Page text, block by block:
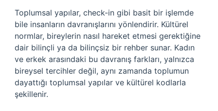
Toplumsal yapılar, check-in gibi basit bir işlemde
bile insanların davranışlarını yönlendirir. Kültürel
normlar, bireylerin nasıl hareket etmesi gerektiğine
dair bilinçli ya da bilinçsiz bir rehber sunar. Kadın
ve erkek arasındaki bu davranış farkları, yalnızca
bireysel tercihler değil, aynı zamanda toplumun
dayattığı toplumsal yapılar ve kültürel kodlarla
şekillenir.